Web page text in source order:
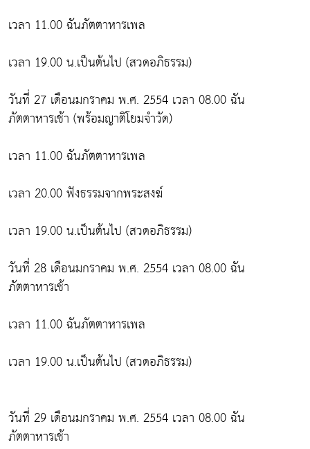
เวลา 11.00 ฉันภัตตาหารเพล
เวลา 19.00 น.เป็นต้นไป (สวดอภิธรรม)
วันที่ 27 เดือนมกราคม พ.ศ. 2554 เวลา 08.00 ฉัน
ภัตตาหารเช้า (พร้อมญาติโยมจำวัด)
เวลา 11.00 ฉันภัตตาหารเพล
เวลา 20.00 ฟังธรรมจากพระสงฆ์
เวลา 19.00 น.เป็นต้นไป (สวดอภิธรรม)
วันที่ 28 เดือนมกราคม พ.ศ. 2554 เวลา 08.00 ฉัน
ภัตตาหารเช้า
เวลา 11.00 ฉันภัตตาหารเพล
เวลา 19.00 น.เป็นต้นไป (สวดอภิธรรม)
วันที่ 29 เดือนมกราคม พ.ศ. 2554 เวลา 08.00 ฉัน
ภัตตาหารเช้า